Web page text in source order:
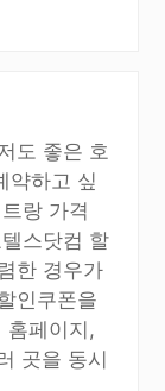
도 좋은 호
약하고 싶
랑 가격
스닷컴 할
한 경우가
인쿠폰을
홈페이지,
곳을 동시